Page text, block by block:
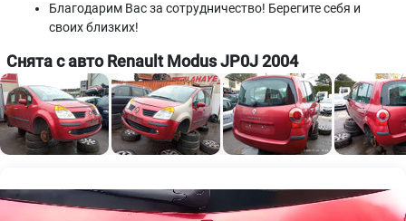
Благодарим Вас за сотрудничество! Берегите себя и
своих близких!
Снята с авто Renault Modus JP0J 2004